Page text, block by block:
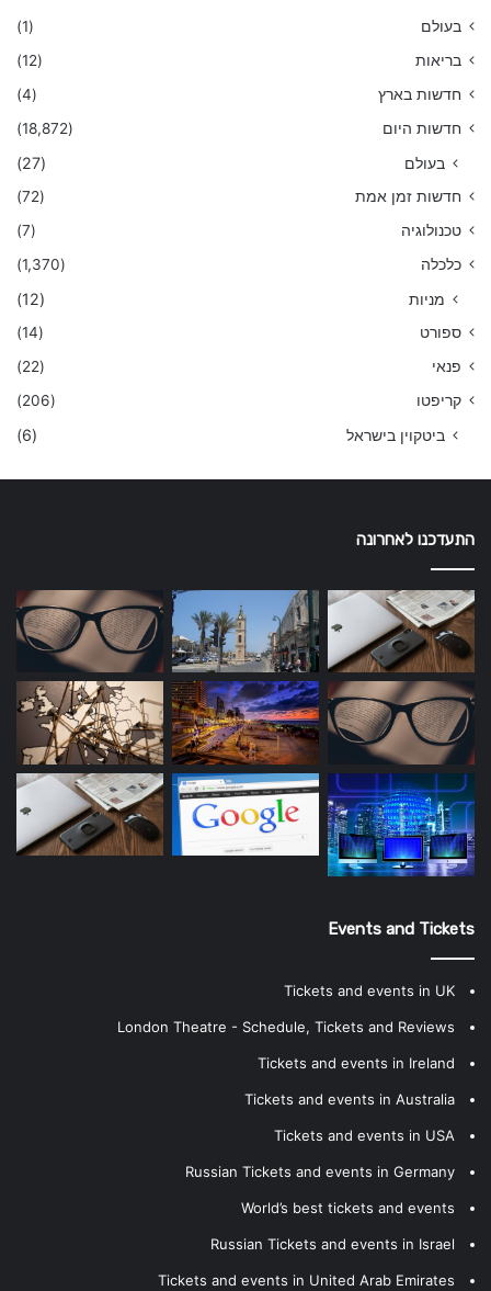
בעולם
(1)
בריאות
(12)
חדשות בארץ
(4)
חדשות היום
(18,872)
בעולם (27)
חדשות זמן אמת
(72)
טכנולוגיה
(7)
כלכלה
(1,370)
מניות (12)
ספורט
(14)
פנאי
(22)
קריפטו
(206)
ביטקוין בישראל (6)
התעדכנו לאחרונה
Events and Tickets
Tickets and events in UK
London Theatre - Schedule, Tickets and Reviews
Tickets and events in Ireland
Tickets and events in Australia
Tickets and events in USA
Russian Tickets and events in Germany
World’s best tickets and events
Russian Tickets and events in Israel
Tickets and events in United Arab Emirates